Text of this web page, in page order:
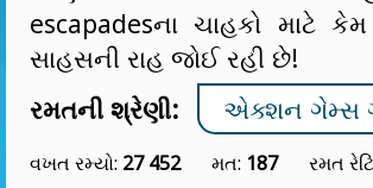
escapadesના ચાહકો માટે
સાહસની રાહ જોઈ રહી છે!
રમતની શ્રેણી:
એક્શન ગેમ્સ
વખત રમ્યો: 27 452 મત: 187 રમત